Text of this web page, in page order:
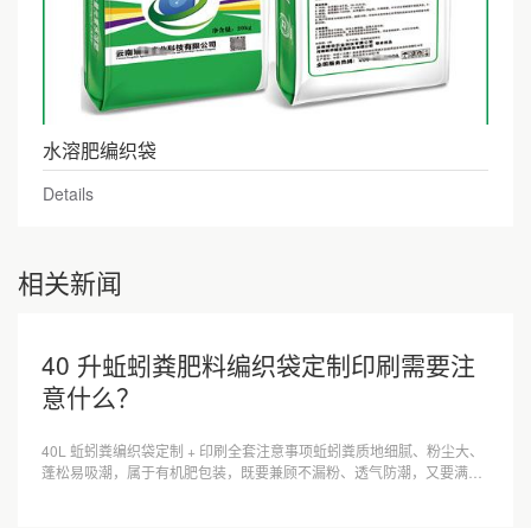
水溶肥编织袋
Details
相关新闻
40 升蚯蚓粪肥料编织袋定制印刷需要注
意什么？
40L 蚯蚓粪编织袋定制 + 印刷全套注意事项蚯蚓粪质地细腻、粉尘大、
蓬松易吸潮，属于有机肥包装，既要兼顾不漏粉、透气防潮，又要满足